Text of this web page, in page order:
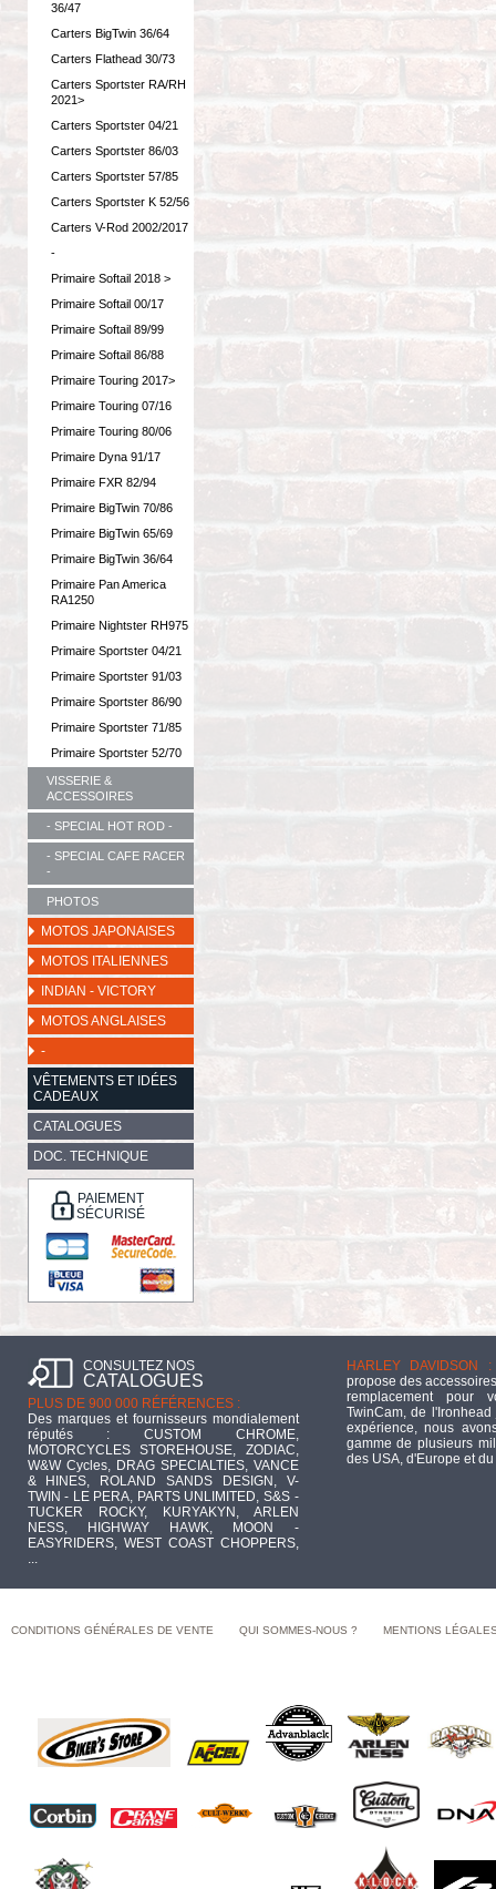
36/47
Carters BigTwin 36/64
Carters Flathead 30/73
Carters Sportster RA/RH
2021>
Carters Sportster 04/21
Carters Sportster 86/03
Carters Sportster 57/85
Carters Sportster K 52/56
Carters V-Rod 2002/2017
-
Primaire Softail 2018 >
Primaire Softail 00/17
Primaire Softail 89/99
Primaire Softail 86/88
Primaire Touring 2017>
Primaire Touring 07/16
Primaire Touring 80/06
Primaire Dyna 91/17
Primaire FXR 82/94
Primaire BigTwin 70/86
Primaire BigTwin 65/69
Primaire BigTwin 36/64
Primaire Pan America
RA1250
Primaire Nightster RH975
Primaire Sportster 04/21
Primaire Sportster 91/03
Primaire Sportster 86/90
Primaire Sportster 71/85
Primaire Sportster 52/70
VISSERIE &
ACCESSOIRES
- SPECIAL HOT ROD -
- SPECIAL CAFE RACER
-
PHOTOS
MOTOS JAPONAISES
MOTOS ITALIENNES
INDIAN - VICTORY
MOTOS ANGLAISES
-
VÊTEMENTS ET IDÉES
CADEAUX
CATALOGUES
DOC. TECHNIQUE
PAIEMENT
SÉCURISÉ
CONSULTEZ NOS
CATALOGUES
PLUS DE 900 000 RÉFÉRENCES :
Des marques et fournisseurs mondialement
réputés : CUSTOM CHROME,
MOTORCYCLES STOREHOUSE, ZODIAC,
W&W Cycles, DRAG SPECIALTIES, VANCE
& HINES, ROLAND SANDS DESIGN, V-
TWIN - LE PERA, PARTS UNLIMITED, S&S -
TUCKER ROCKY, KURYAKYN, ARLEN
NESS, HIGHWAY HAWK, MOON -
EASYRIDERS, WEST COAST CHOPPERS,
...
HARLEY DAVIDSON :
propose des
remplacement pour
TwinCam, de
expérience, nous
gamme de plusieurs
des USA, d'Europe et
CONDITIONS GÉNÉRALES DE VENTE QUI SOMMES-NOUS ? MENTIONS